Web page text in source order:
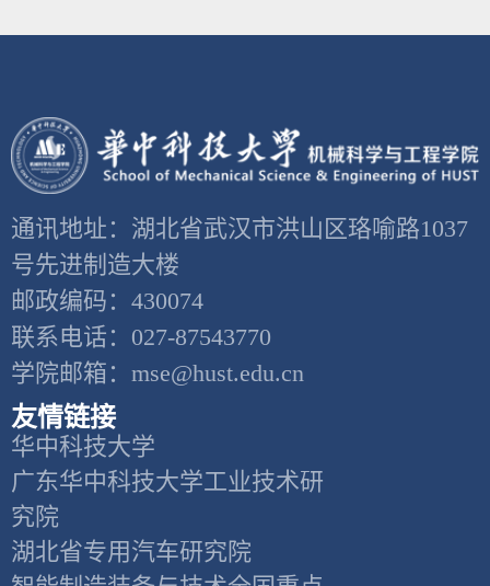
通讯地址：湖北省武汉市洪山区珞喻路1037
号先进制造大楼
邮政编码：430074
联系电话：027-87543770
学院邮箱：mse@hust.edu.cn
友情链接
华中科技大学
广东华中科技大学工业技术研
究院
湖北省专用汽车研究院